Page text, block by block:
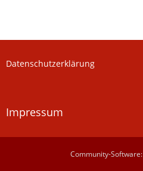
Datenschutzerklärung
Impressum
Community-Software: